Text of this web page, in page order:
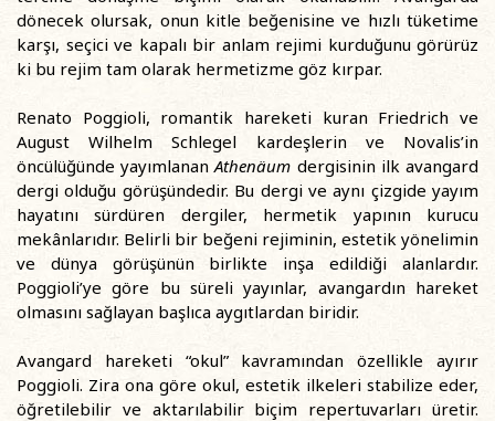
dönecek olursak, onun kitle beğenisine ve hızlı tüketime
karşı, seçici ve kapalı bir anlam rejimi kurduğunu görürüz
ki bu rejim tam olarak hermetizme göz kırpar.
Renato Poggioli, romantik hareketi kuran Friedrich ve
August Wilhelm Schlegel kardeşlerin ve Novalis’in
öncülüğünde yayımlananAthenäum dergisinin ilk avangard
dergi olduğu görüşündedir. Bu dergi ve aynı çizgide yayım
hayatını sürdüren dergiler, hermetik yapının kurucu
mekânlarıdır. Belirli bir beğeni rejiminin, estetik yönelimin
ve dünya görüşünün birlikte inşa edildiği alanlardır.
Poggioli’ye göre bu süreli yayınlar, avangardın hareket
olmasını sağlayan başlıca aygıtlardan biridir.
Avangard hareketi “okul” kavramından özellikle ayırır
Poggioli. Zira ona göre okul, estetik ilkeleri stabilize eder,
öğretilebilir ve aktarılabilir biçim repertuvarları üretir.